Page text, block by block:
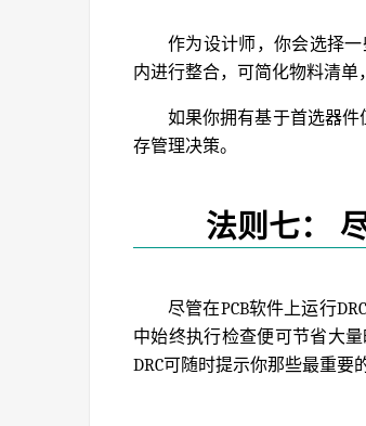
作为设计师，你会选择
内进行整合，可简化物料清单
如果你拥有基于首选器件
存管理决策。
法则七：
尽管在PCB软件上运行
中始终执行检查便可节省大
DRC可随时提示你那些最重要